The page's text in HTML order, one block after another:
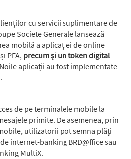
cu servicii suplimentare de
Societe Generale lansează
mobilă a aplicației de online
PFA, precum și un token digital
aplicații au fost implementate
de pe terminalele mobile la
primite. De asemenea, prin
utilizatorii pot semna plăți
internet-banking BRD@ffice sau
MultiX.